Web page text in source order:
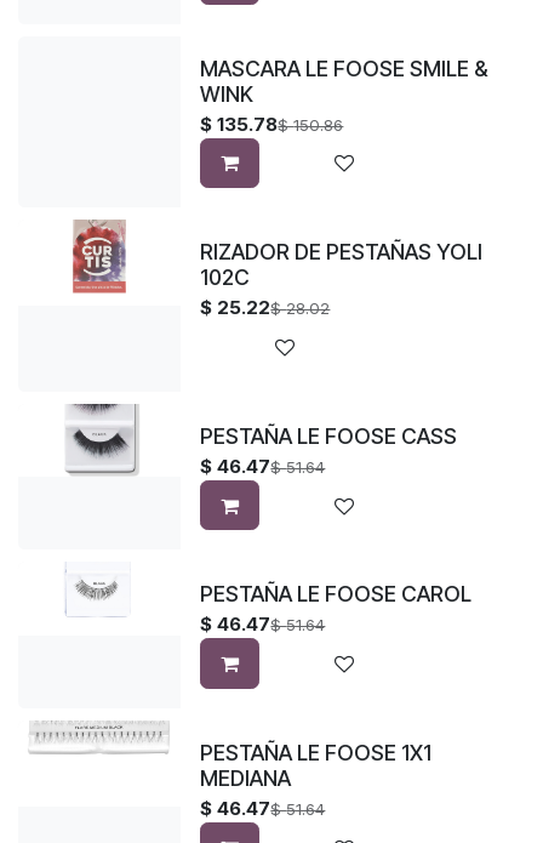
MASCARA LE FOOSE SMILE &
WINK
$135.78$150.86
RIZADOR DE PESTAÑAS YOLI
102C
$ 25.22$28.02
PESTAÑA LE FOOSE CASS
$46.47$51.64
PESTAÑA LE FOOSE CAROL
$46.47$51.64
PESTAÑA LE FOOSE 1X1
MEDIANA
$46.47$51.64